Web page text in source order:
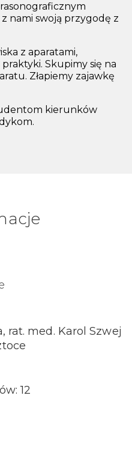
nami swoją przygodę z
z aparatami,
Skupimy się na
Złapiemy zajawkę
kierunków
rat. med. Karol Szwej
12